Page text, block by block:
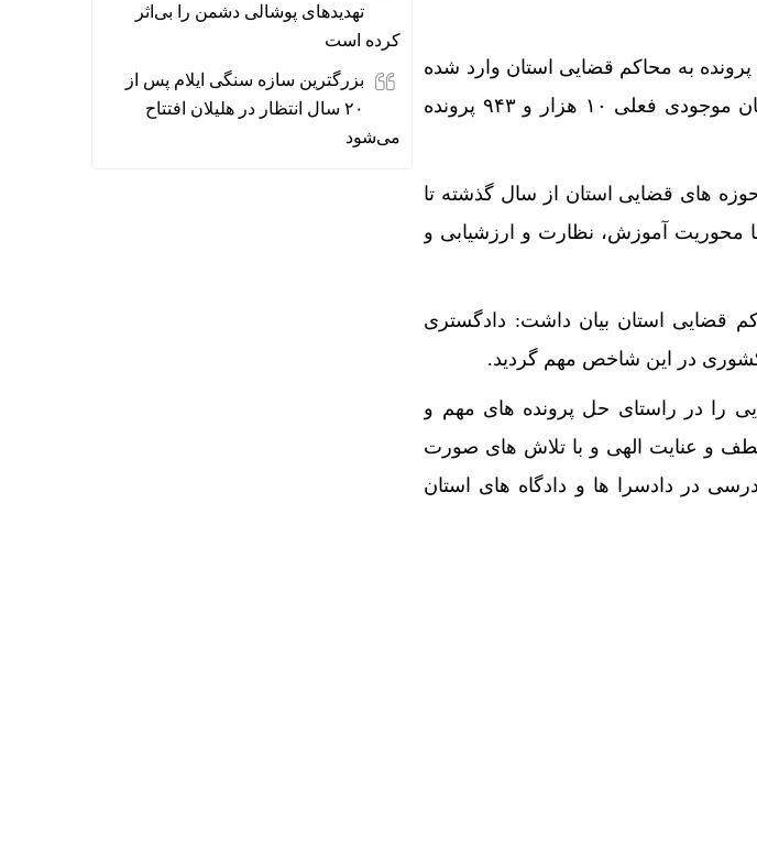
وی اضافه کرد: از سال گذشته تا به امروز ۲۸۴ هزار و ۵۳۷ پرونده به محاکم قضایی استان وارد شده
است که با تلاش همکاران قضایی و اداری دادگستری استان موجودی فعلی ۱۰ هزار و ۹۴۳ پرونده
۱۴۰ مورد بازرسی از حوزه های قضایی استان از سال گذشته تا
محوریت آموزش، نظارت و ارزشیابی و
قضایی استان بیان داشت: دادگستری
را در راستای حل پرونده های مهم و
لطف و عنایت الهی و با تلاش های صورت
در دادسرا ها و دادگاه های استان
تهدیدهای پوشالی دشمن را بی‌اثر
کرده است
بزرگترین سازه سنگی ایلام پس از
۲۰ سال انتظار در هلیلان افتتاح
می‌شود